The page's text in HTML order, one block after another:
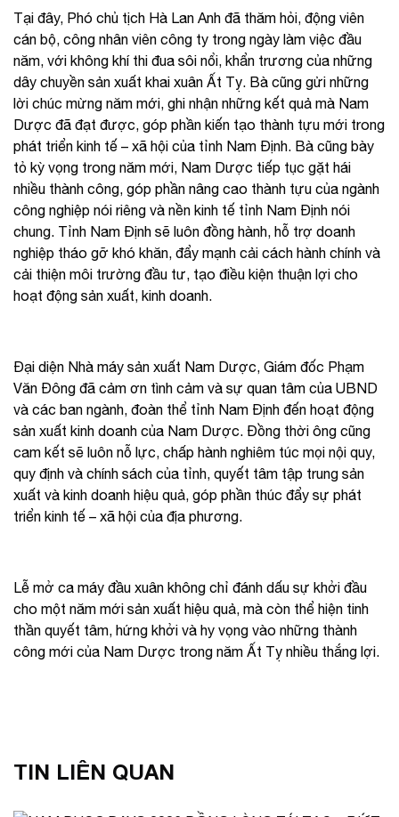
Tại đây, Phó chủ tịch Hà Lan Anh đã thăm hỏi, động viên
cán bộ, công nhân viên công ty trong ngày làm việc đầu
năm, với không khí thi đua sôi nổi, khẩn trương của những
dây chuyền sản xuất khai xuân Ất Tỵ. Bà cũng gửi những
lời chúc mừng năm mới, ghi nhận những kết quả mà Nam
Dược đã đạt được, góp phần kiến tạo thành tựu mới trong
phát triển kinh tế – xã hội của tỉnh Nam Định. Bà cũng bày
tỏ kỳ vọng trong năm mới, Nam Dược tiếp tục gặt hái
nhiều thành công, góp phần nâng cao thành tựu của ngành
công nghiệp nói riêng và nền kinh tế tỉnh Nam Định nói
chung. Tỉnh Nam Định sẽ luôn đồng hành, hỗ trợ doanh
nghiệp tháo gỡ khó khăn, đẩy mạnh cải cách hành chính và
cải thiện môi trường đầu tư, tạo điều kiện thuận lợi cho
hoạt động sản xuất, kinh doanh.
Đại diện Nhà máy sản xuất Nam Dược, Giám đốc Phạm
Văn Đông đã cảm ơn tình cảm và sự quan tâm của UBND
và các ban ngành, đoàn thể tỉnh Nam Định đến hoạt động
sản xuất kinh doanh của Nam Dược. Đồng thời ông cũng
cam kết sẽ luôn nỗ lực, chấp hành nghiêm túc mọi nội quy,
quy định và chính sách của tỉnh, quyết tâm tập trung sản
xuất và kinh doanh hiệu quả, góp phần thúc đẩy sự phát
triển kinh tế – xã hội của địa phương.
Lễ mở ca máy đầu xuân không chỉ đánh dấu sự khởi đầu
cho một năm mới sản xuất hiệu quả, mà còn thể hiện tinh
thần quyết tâm, hứng khởi và hy vọng vào những thành
công mới của Nam Dược trong năm Ất Tỵ nhiều thắng lợi.
TIN LIÊN QUAN